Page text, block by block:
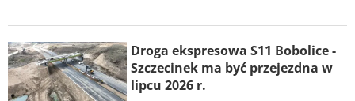
Droga ekspresowa S11 Bobolice -
Szczecinek ma być przejezdna w
lipcu 2026 r.